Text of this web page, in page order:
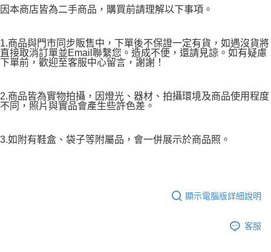
４．使用「AFTEE先享後付」時，將依據個別帳號之用戶狀況，依本公司即
５．嚴禁一人註冊多個帳號或使用他人資訊註冊。若發現惡意使用之情形，
恩沛科技股份有限公司將有權停止該用戶之使用額度並採取法律行動。
因本商店皆為二手商品，購買前請理解以下事項。
1.商品與門市同步販售中，下單後不保證一定有貨，如遇沒貨將
直接取消訂單並Email聯繫您。造成不便，還請見諒。如有疑慮
下單前，歡迎至客服中心留言，謝謝！
2.商品皆為實物拍攝，因燈光、器材、拍攝環境及商品使用程度
不同，照片與實品會產生些許色差。
3.如附有鞋盒、袋子等附屬品，會一併展示於商品照。
顯示電腦版詳細說明
客服